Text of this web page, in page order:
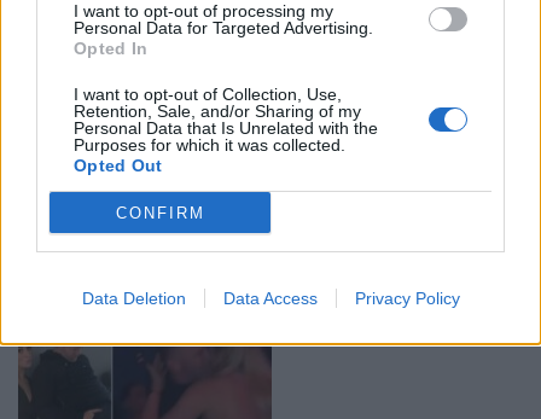
I want to opt-out of processing my
Personal Data for Targeted Advertising.
Opted In
I want to opt-out of Collection, Use,
Retention, Sale, and/or Sharing of my
Personal Data that Is Unrelated with the
Purposes for which it was collected.
Opted Out
CONFIRM
Data Deletion Data Access Privacy Policy
Γουέιν Ρούνεϊ: Ο Κριστιάνο μπορεί να παίζει
μέχρι τα 40
17:45 - 10 Σεπτεμβρίου 2021
Ο Γουέιν Ρούνεϊ έσταξε μέλι για τον παλιό του
συμπαίκτη, Κριστιάνο Ρονάλντο, χαρακτηρίζοντάς
τον φαινόμενο.